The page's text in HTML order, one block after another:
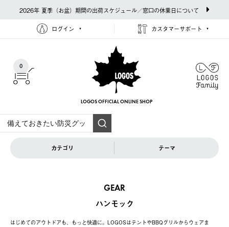
2026年 夏季（お盆）期間の出荷スケジュール／窓口の休業日について
ログイン カスタマーサポート
0
LOGOS OFFICIAL ONLINE SHOP
カテゴリ テーマ
GEAR
ハンモック
はじめてのアウトドアも、もっと快適に。LOGOSはテントやBBQグリルからウェアま